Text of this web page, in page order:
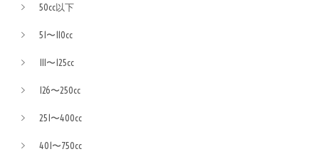
50cc以下
51〜110cc
111〜125cc
126〜250cc
251〜400cc
401〜750cc